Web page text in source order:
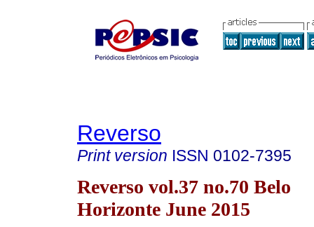
Reverso
Print version ISSN 0102-7395
Reverso vol.37 no.70 Belo
Horizonte June 2015